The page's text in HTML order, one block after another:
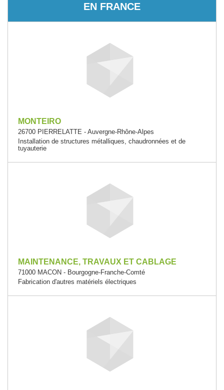
EN FRANCE
MONTEIRO
26700 PIERRELATTE - Auvergne-Rhône-Alpes
Installation de structures métalliques, chaudronnées et de
tuyauterie
MAINTENANCE, TRAVAUX ET CABLAGE
71000 MACON - Bourgogne-Franche-Comté
Fabrication d'autres matériels électriques